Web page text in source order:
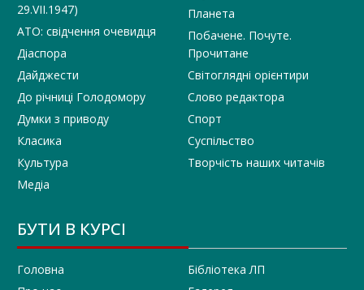
29.VII.1947)
АТО: свідчення очевидця
Діаспора
Дайджести
До річниці Голодомору
Думки з приводу
Класика
Культура
Медіа
Планета
Побачене. Почуте.
Прочитане
Світоглядні орієнтири
Слово редактора
Спорт
Суспільство
Творчість наших читачів
БУТИ В КУРСІ
Головна
Бібліотека ЛП